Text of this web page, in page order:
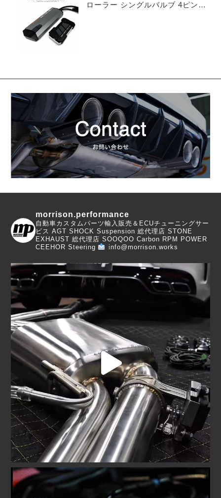
ローラー シングルバルブ 4ピンタ
morrison.performance
自動車カスタムパーツ輸入販売＆ECUチューニングサー
ビス AGT SHOCK Suspension 総代理店 STONE
EXHAUST 総代理店 SOOQOO Carbon RPM POWER
CEEHOR Steering
info@morrison.works